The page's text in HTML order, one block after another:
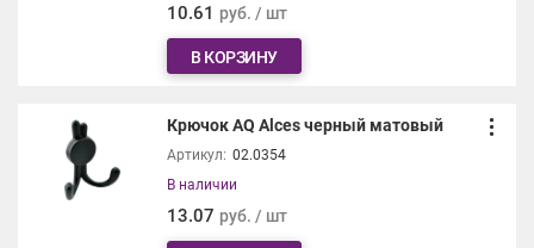
10.61 руб. / шт
В КОРЗИНУ
Крючок AQ Alces черный матовый
Артикул: 02.0354
В наличии
13.07 руб. / шт